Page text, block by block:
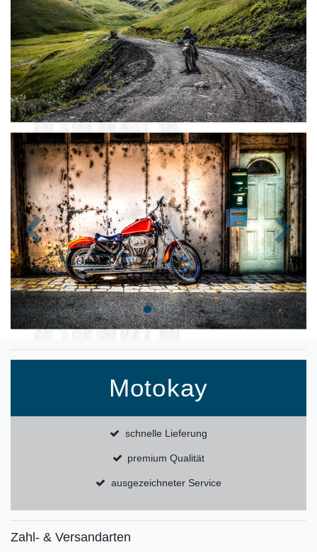
Zurück
Motokay
schnelle Lieferung
premium Qualität
ausgezeichneter Service
Zahl- & Versandarten